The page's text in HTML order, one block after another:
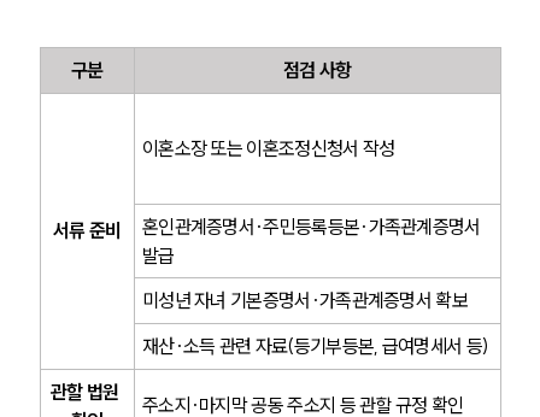
대륜법률상담예약
구분 점검 사항
서류 준비
이혼소장 또는 이혼조정신청서 작성
혼인관계증명서·주민등록등본·가족관계증명서
발급
미성년 자녀 기본증명서·가족관계증명서 확보
재산·소득 관련 자료(등기부등본, 급여명세서 등)
관할 법원
주소지·마지막 공동 주소지 등 관할 규정 확인